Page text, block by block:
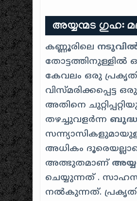
അയ്യന്മട ഗുഹ:
കണ്ണൂരിലെ
തോട്ടത്തിനുള്ളിൽ
കേവലം ഒരു
അതിനെ
തഴച്ചുവളർന്ന
അധികം
അത്ഭുതമാണ്
ചെയ്യുന്നത് .
നൽകുന്നത്.